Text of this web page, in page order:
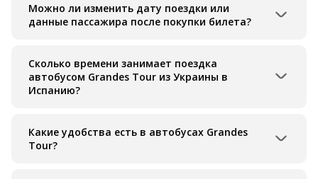
Можно ли изменить дату поездки или
данные пассажира после покупки билета?
Сколько времени занимает поездка
автобусом Grandes Tour из Украины в
Испанию?
Какие удобства есть в автобусах Grandes
Tour?